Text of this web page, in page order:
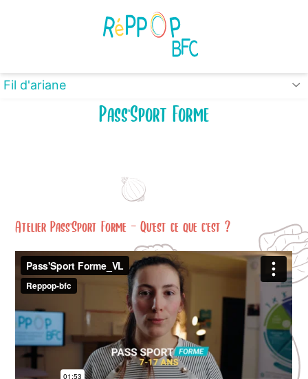
Fil d'ariane
Pass'Sport Forme
Atelier Pass'Sport Forme - Qu'est ce que c'est ?
Panneau de gestion des cookies